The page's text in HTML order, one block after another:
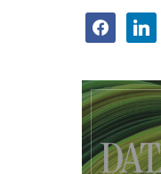
facebooklinkedin